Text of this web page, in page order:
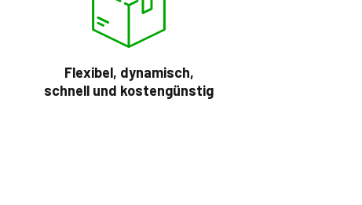
Flexibel, dynamisch,
schnell und kostengünstig